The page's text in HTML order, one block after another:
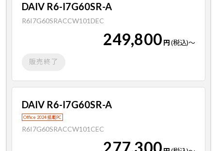
DAIV R6-I7G60SR-A
R6I7G60SRACCW101DEC
249,800 円(税込)～
販売終了
DAIV R6-I7G60SR-A
Office 2024 搭載PC
R6I7G60SRACCW101CEC